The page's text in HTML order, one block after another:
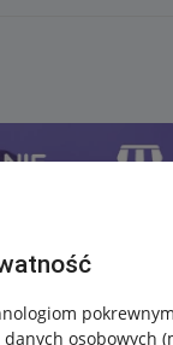
pokrewnym
osobowych